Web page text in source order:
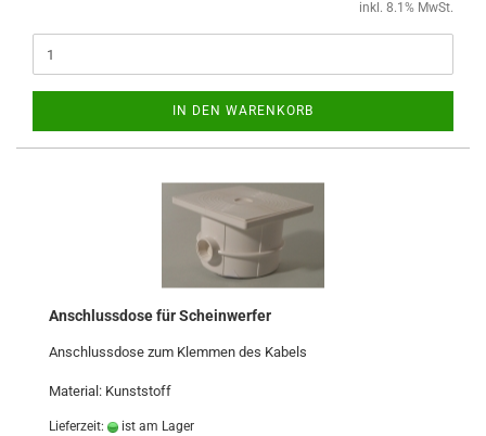
inkl. 8.1% MwSt.
IN DEN WARENKORB
Anschlussdose für Scheinwerfer
Anschlussdose zum Klemmen des Kabels
Material: Kunststoff
Lieferzeit: ist am Lager